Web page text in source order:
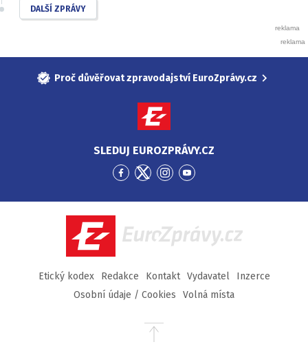
DALŠÍ ZPRÁVY
Proč důvěřovat zpravodajství EuroZprávy.cz
SLEDUJ EUROZPRÁVY.CZ
Přejít
Facebook
Přejít
Twitter
Přejít
Instagram
Přejít
YouTube
EuroZprávy.cz
Etický kodex Redakce Kontakt Vydavatel
Inzerce
Osobní údaje / Cookies
Volná místa
Přejít